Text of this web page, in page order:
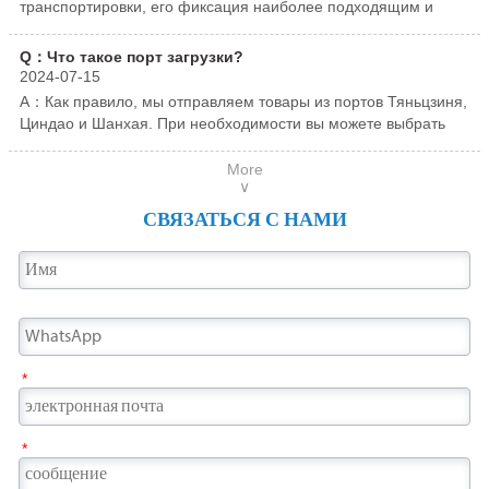
противопожарные двери и т. д.
кухонной утвари, сантехнике, потолках,
сериях из нержавеющей стали.
транспортировки, его фиксация наиболее подходящим и
транспортировки возникнут такие проблемы, как удары,
коррозия, царапины и т. д.
Q：Что такое порт загрузки?
2024-07-15
A：Как правило, мы отправляем товары из портов Тяньцзиня,
Циндао и Шанхая. При необходимости вы можете выбрать
More
∨
СВЯЗАТЬСЯ С НАМИ
*
*